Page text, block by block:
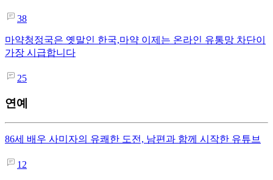
38
마약청정국은 옛말인 한국,마약 이제는 온라인 유통망 차단이
가장 시급합니다
25
연예
86세 배우 사미자의 유쾌한 도전, 남편과 함께 시작한 유튜브
12